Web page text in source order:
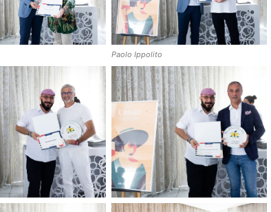
Paolo Ippolito
Leone De Castris